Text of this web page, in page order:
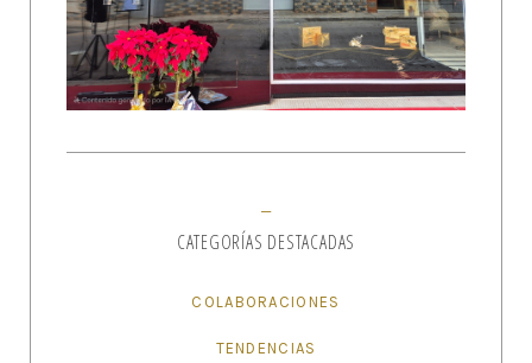
CATEGORÍAS DESTACADAS
COLABORACIONES
TENDENCIAS